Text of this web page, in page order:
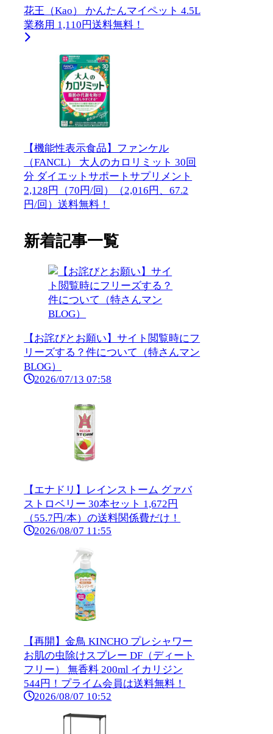
花王（Kao） かんたんマイペット 4.5L
業務用 1,110円送料無料！
【機能性表示食品】ファンケル
（FANCL） 大人のカロリミット 30回
分 ダイエットサポートサプリメント
2,128円（70円/回）（2,016円、67.2
円/回）送料無料！
新着記事一覧
【お詫びとお願い】サイト閲覧時にフ
リーズする？件について（特さんマン
BLOG）
2026/07/13 07:58
【エナドリ】レインストーム グァバ
ストロベリー 30本セット 1,672円
（55.7円/本）の送料関係費だけ！
2026/08/07 11:55
【再開】金鳥 KINCHO プレシャワー
お肌の虫除けスプレー DF（ディート
フリー） 無香料 200ml イカリジン
544円！プライム会員は送料無料！
2026/08/07 10:52